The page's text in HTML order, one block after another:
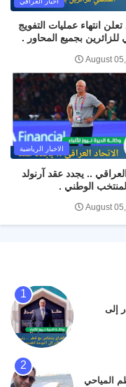
تعلن انتهاء عمليات التفويج
للزائرين بجميع المحاور .
August
الاخبار الرياضية
العراقي .. يجدد عقد آرنولد
الوطني .
August
إلى
المياحي